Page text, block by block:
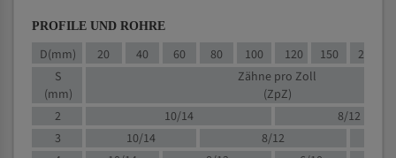
PROFILE UND ROHRE
D(mm) 20 40 60 80 100 120 150 200
S
(mm)
Zähne pro Zoll
(ZpZ)
2
10/14
8/12
3
10/14 8/12